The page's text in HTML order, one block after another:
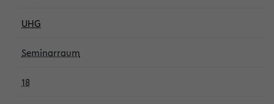
UHG
Seminarraum
18